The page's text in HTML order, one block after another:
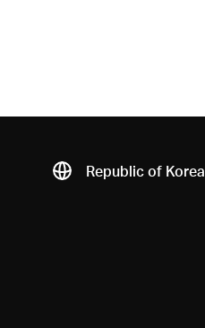
Republic of Korea